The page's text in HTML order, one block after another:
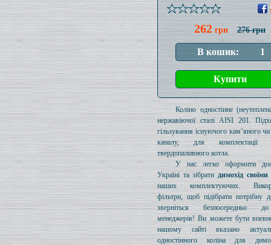
262 грн 276 грн
Коліно одностінне
нержавіючої сталі AISI 201.
гільзування існуючого кам’яного
каналу, для комплектації
твердопаливного котла.
У нас легко оформити
Україні та зібрати димохід
наших комплектуючих.
фільтри, щоб підібрати потрібну
зверніться безпосередньо
менеджерів! Ви можете бути
нашому сайті вказано
одностінного коліна для